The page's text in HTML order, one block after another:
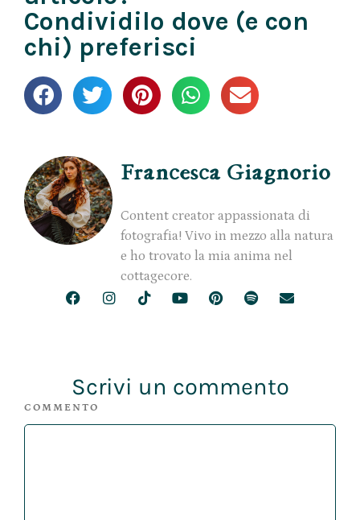
Condividilo dove (e con
chi) preferisci
Francesca Giagnorio
Content creator appassionata di
fotografia! Vivo in mezzo alla natura
e ho trovato la mia anima nel
cottagecore.
Scrivi un commento
COMMENTO